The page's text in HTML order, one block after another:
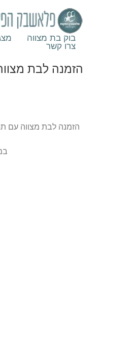
בוק בת מצווה
צרו קשר
הזמנה לבת
הזמנה לבת מצווה עם